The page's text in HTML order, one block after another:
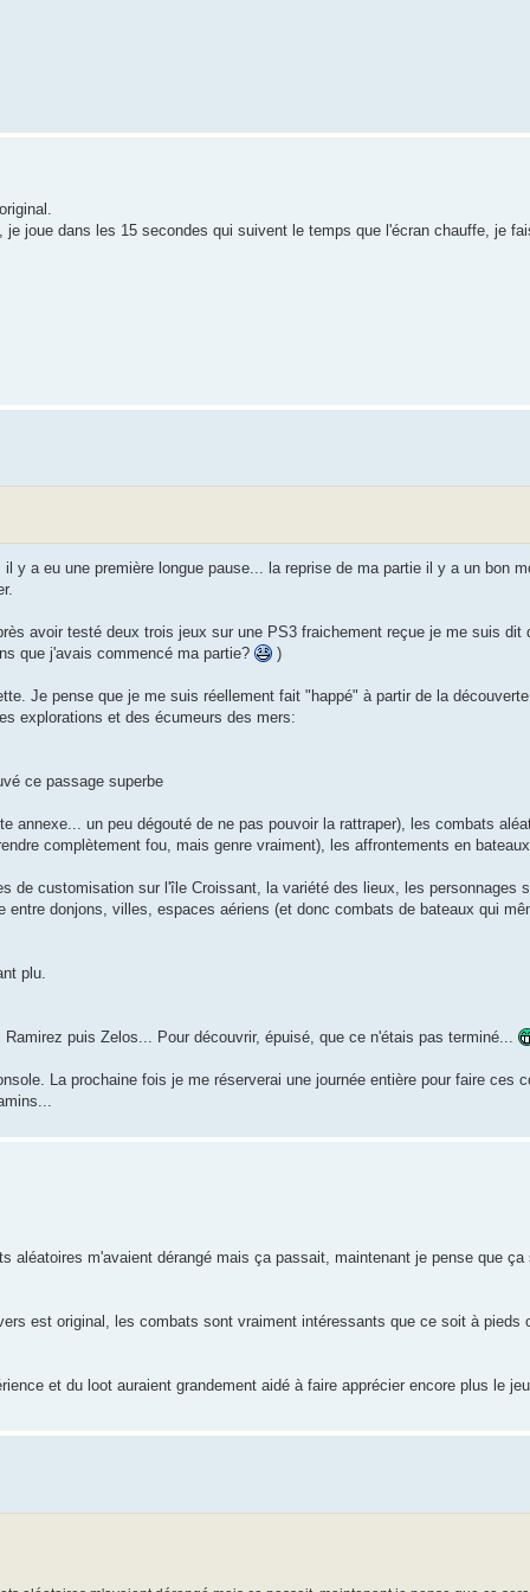
joue dans les 15 secondes qui suivent le temps que l'écran chauffe, je
a eu une première longue pause... la reprise de ma partie il y a un bon
avoir testé deux trois jeux sur une PS3 fraichement reçue je me suis dit
que j'avais commencé ma partie?
)
Je pense que je me suis réellement fait "happé" à partir de la
explorations et des écumeurs des mers:
ce passage superbe
annexe... un peu dégouté de ne pas pouvoir la rattraper), les combats
complètement fou, mais genre vraiment), les affrontements en
de customisation sur l'île Croissant, la variété des lieux, les personnages
donjons, villes, espaces aériens (et donc combats de bateaux qui
plu.
puis Zelos... Pour découvrir, épuisé, que ce n'étais pas terminé...
La prochaine fois je me réserverai une journée entière pour faire ces
aléatoires m'avaient dérangé mais ça passait, maintenant je pense que ça
est original, les combats sont vraiment intéressants que ce soit à pieds
et du loot auraient grandement aidé à faire apprécier encore plus le